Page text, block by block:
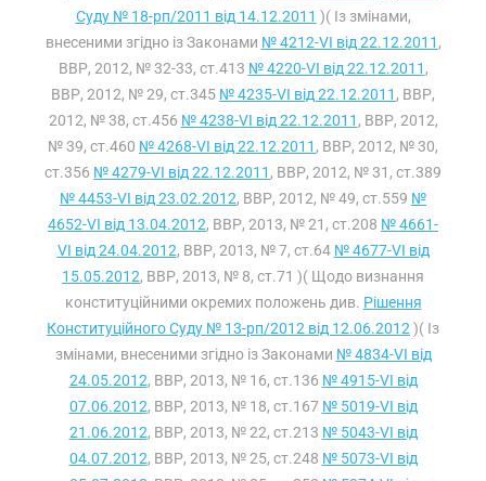
Суду № 18-рп/2011 від 14.12.2011 )( Із змінами,
внесеними згідно із Законами № 4212-VI від 22.12.2011 ,
ВВР, 2012, № 32-33, ст.413 № 4220-VI від 22.12.2011 ,
ВВР, 2012, № 29, ст.345 № 4235-VI від 22.12.2011 , ВВР,
2012, № 38, ст.456 № 4238-VI від 22.12.2011 , ВВР, 2012,
№ 39, ст.460 № 4268-VI від 22.12.2011 , ВВР, 2012, № 30,
ст.356 № 4279-VI від 22.12.2011 , ВВР, 2012, № 31, ст.389
№ 4453-VI від 23.02.2012, ВВР, 2012, № 49, ст.559 №
4652-VI від 13.04.2012, ВВР, 2013, № 21, ст.208 № 4661-
VI від 24.04.2012, ВВР, 2013, № 7, ст.64 № 4677-VI від
15.05.2012, ВВР, 2013, № 8, ст.71 )( Щодо визнання
конституційними окремих положень див. Рішення
Конституційного Суду № 13-рп/2012 від 12.06.2012 )( Із
змінами, внесеними згідно із Законами № 4834-VI від
24.05.2012, ВВР, 2013, № 16, ст.136 № 4915-VI від
07.06.2012, ВВР, 2013, № 18, ст.167 № 5019-VI від
21.06.2012, ВВР, 2013, № 22, ст.213 № 5043-VI від
04.07.2012, ВВР, 2013, № 25, ст.248 № 5073-VI від